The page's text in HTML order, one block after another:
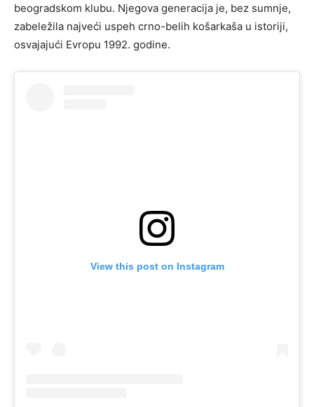
beogradskom klubu. Njegova generacija je, bez sumnje,
zabeležila najveći uspeh crno-belih košarkaša u istoriji,
osvajajući Evropu 1992. godine.
View this post on Instagram